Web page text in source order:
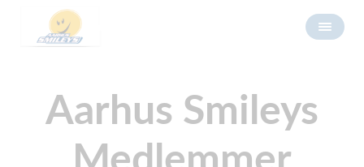
Aarhus Smileys
Medlemmer